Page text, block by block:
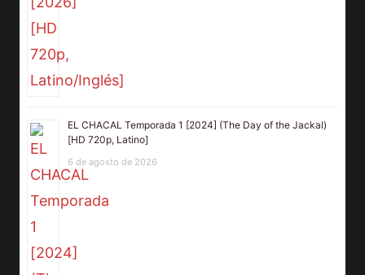
EL CHACAL Temporada 1 [2024] (The Day of the Jackal)
[HD 720p, Latino]
6 de agosto de 2026